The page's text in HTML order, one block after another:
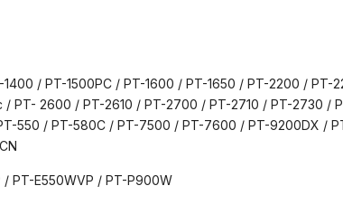
/ PT-1500PC / PT-1600 / PT-1650 / PT-2200 / PT-
PT- 2600 / PT-2610 / PT-2700 / PT-2710 / PT-2730 /
550 / PT-580C / PT-7500 / PT-7600 / PT-9200DX /
PT-E550WVP / PT-P900W